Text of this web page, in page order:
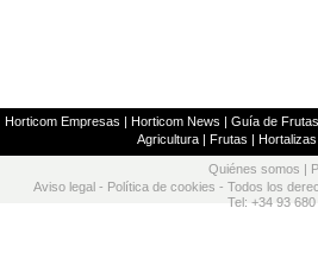
Horticom Empresas | Horticom News | Guía de
Agricultura| Frutas | Hortalizas
Quiénes somos
Aviso legal - Política de cookies - Todos los
Tel: +34 93